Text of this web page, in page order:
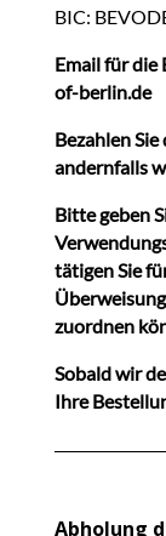
BIC:
Email für die
of-berlin.de
Bezahlen
andernfalls
Bitte geben
tätigen Sie
zuordnen
Sobald wir
Ihre
Abholung